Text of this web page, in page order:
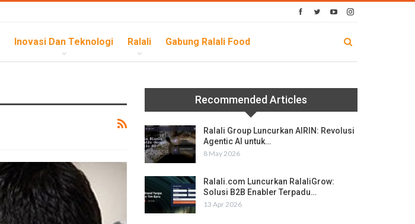
Inovasi Dan Teknologi Ralali Gabung Ralali Food
Recommended Articles
Ralali Group Luncurkan AIRIN: Revolusi
Agentic AI untuk…
8 May 2026
Ralali.com Luncurkan RalaliGrow:
Solusi B2B Enabler Terpadu…
13 Apr 2026